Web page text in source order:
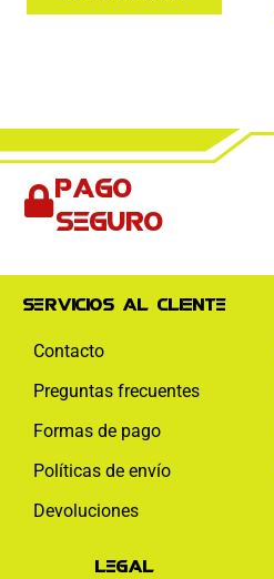
Pago
seguro
Servicios al cliente
Contacto
Preguntas frecuentes
Formas de pago
Políticas de envío
Devoluciones
Legal